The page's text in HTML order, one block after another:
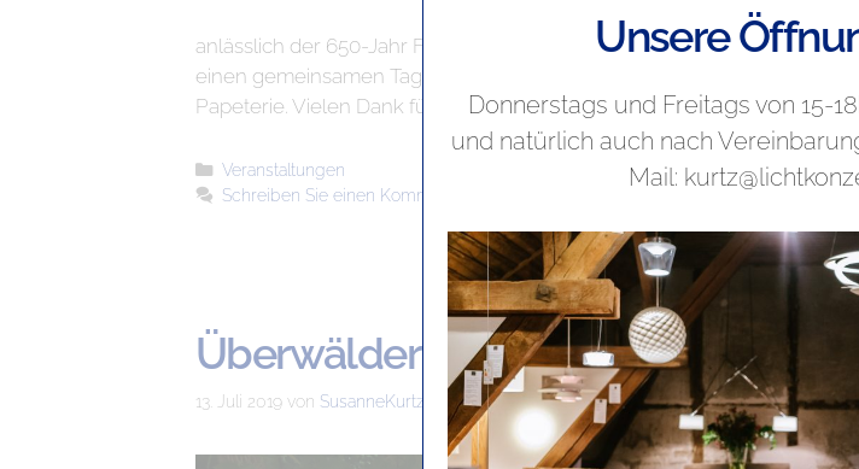
anlässlich der 650-Jahr Feier in Aschbach veranstalteten die
einen gemeinsamen Tag der offenen Tür – Ein voller Erfolg! Auch mit
Papeterie. Vielen Dank für die überwältigende Resonanz.
Veranstaltungen
Schreiben Sie einen Kommentar
Überwälder Traumnacht 2019
13. Juli 2019 von SusanneKurtz
Unsere
Donnerstags und Freitags von 15-
und natürlich auch nach
Mail: